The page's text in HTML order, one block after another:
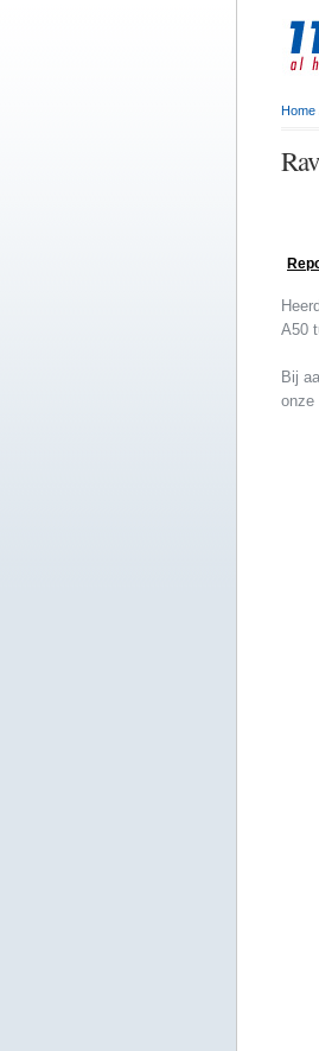
Home
A50
Bij
onze